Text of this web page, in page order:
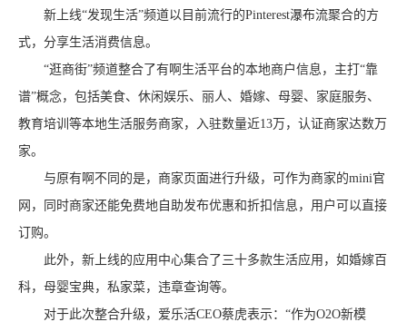
新上线“发现生活”频道以目前流行的Pinterest瀑布流聚合的方
式，分享生活消费信息。
“逛商街”频道整合了有啊生活平台的本地商户信息，主打“靠
谱”概念，包括美食、休闲娱乐、丽人、婚嫁、母婴、家庭服务、
教育培训等本地生活服务商家，入驻数量近13万，认证商家达数万
家。
与原有啊不同的是，商家页面进行升级，可作为商家的mini官
网，同时商家还能免费地自助发布优惠和折扣信息，用户可以直接
订购。
此外，新上线的应用中心集合了三十多款生活应用，如婚嫁百
科，母婴宝典，私家菜，违章查询等。
对于此次整合升级，爱乐活CEO蔡虎表示：“作为O2O新模